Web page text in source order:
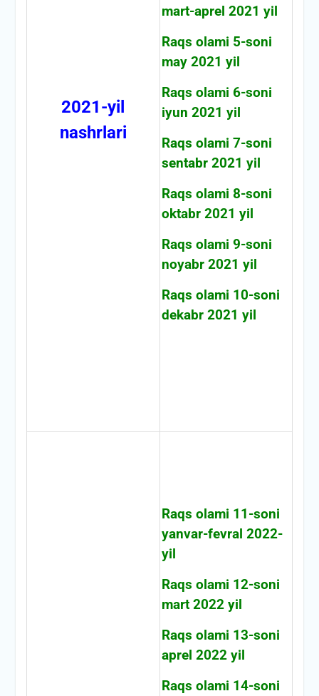
2021-yil
nashrlari
mart-aprel 2021 yil
Raqs olami 5-soni
may 2021 yil
Raqs olami 6-soni
iyun 2021 yil
Raqs olami 7-soni
sentabr 2021 yil
Raqs olami 8-soni
oktabr 2021 yil
Raqs olami 9-soni
noyabr 2021 yil
Raqs olami 10-soni
dekabr 2021 yil
Raqs olami 11-soni
yanvar-fevral 2022-
yil
Raqs olami 12-soni
mart 2022 yil
Raqs olami 13-soni
aprel 2022 yil
Raqs olami 14-soni